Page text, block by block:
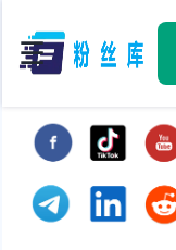
☰